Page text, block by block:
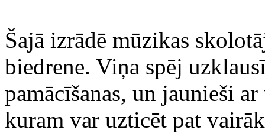
Šajā izrādē mūzikas
biedrene. Viņa spēj
pamācīšanas, un jaunieši
kuram var uzticēt pat